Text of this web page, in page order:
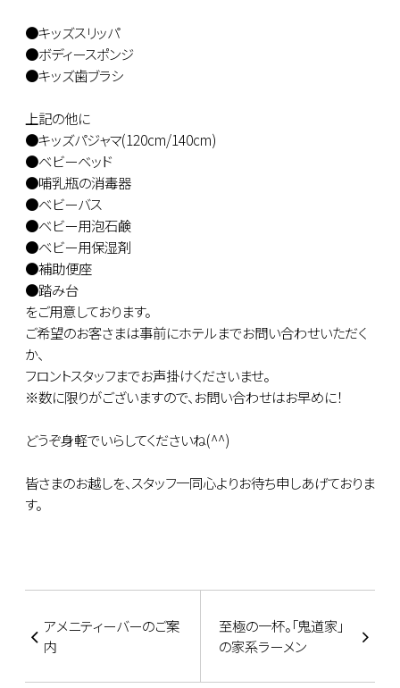
●キッズスリッパ
●ボディースポンジ
●キッズ歯ブラシ
上記の他に
●キッズパジャマ(120cm/140cm)
●ベビーベッド
●哺乳瓶の消毒器
●ベビーバス
●ベビー用泡石鹸
●ベビー用保湿剤
●補助便座
●踏み台
をご用意しております。
ご希望のお客さまは事前にホテルまでお問い合わせいただく
か、
フロントスタッフまでお声掛けくださいませ。
※数に限りがございますので、お問い合わせはお早めに！
どうぞ身軽でいらしてくださいね(^^)
皆さまのお越しを、スタッフ一同心よりお待ち申しあげておりま
す。
アメニティーバーのご案
内
至極の一杯。「鬼道家」
の家系ラーメン